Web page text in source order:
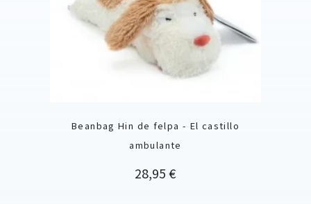
Beanbag Hin de felpa - El castillo
ambulante
Precio
28,95 €